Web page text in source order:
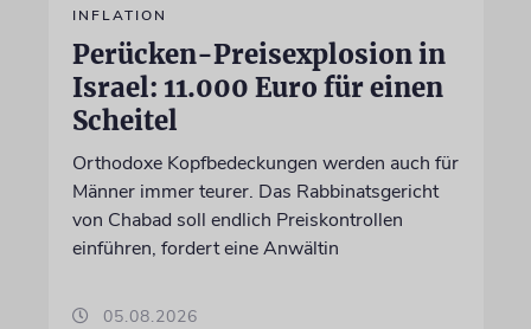
INFLATION
Perücken-Preisexplosion in
Israel: 11.000 Euro für einen
Scheitel
Orthodoxe Kopfbedeckungen werden auch für
Männer immer teurer. Das Rabbinatsgericht
von Chabad soll endlich Preiskontrollen
einführen, fordert eine Anwältin
05.08.2026